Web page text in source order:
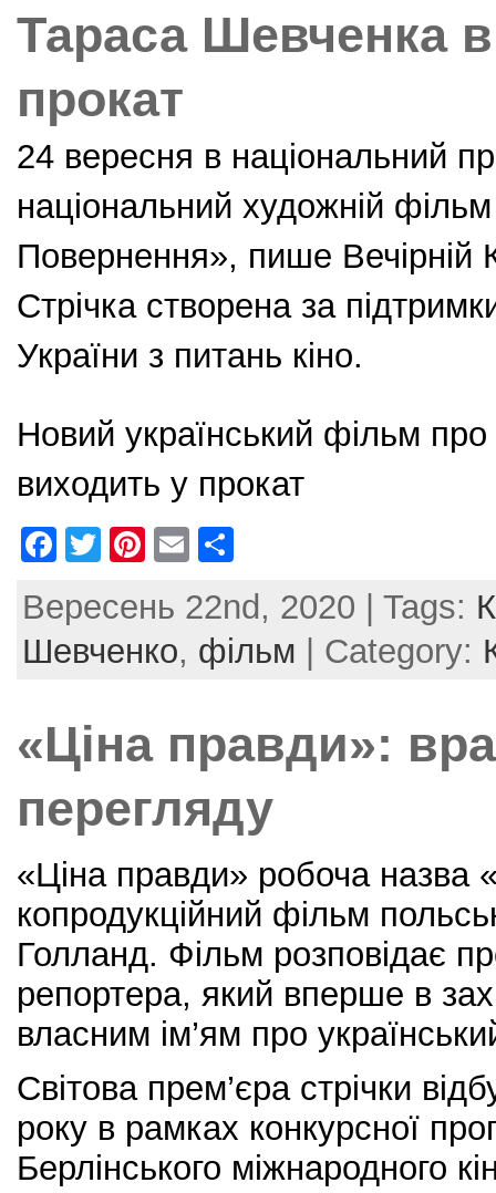
Тараса Шевченка
прокат
24 вересня в національний
національний художній
Повернення», пише Вечірній
Стрічка створена за
України з питань кіно.
Новий український фільм
виходить у прокат
F
c
e
o
o
k
T
itt
er
Pi
er
e
E
ai ar
e
Вересень 22nd, 2020 | Tags:
Шевченко, фільм | Category:
«Ціна правди»:
перегляду
«Ціна правди» робоча
копродукційний фільм
Голланд. Фільм розповідає
репортера, який вперше в
власним ім’ям про
Світова прем’єра стрічки
року в рамках конкурсної
Берлінського міжнародного